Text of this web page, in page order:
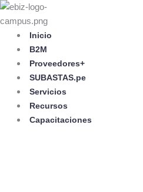
Skip
to
content
Inicio
B2M
Proveedores+
SUBASTAS.pe
Servicios
Recursos
Capacitaciones